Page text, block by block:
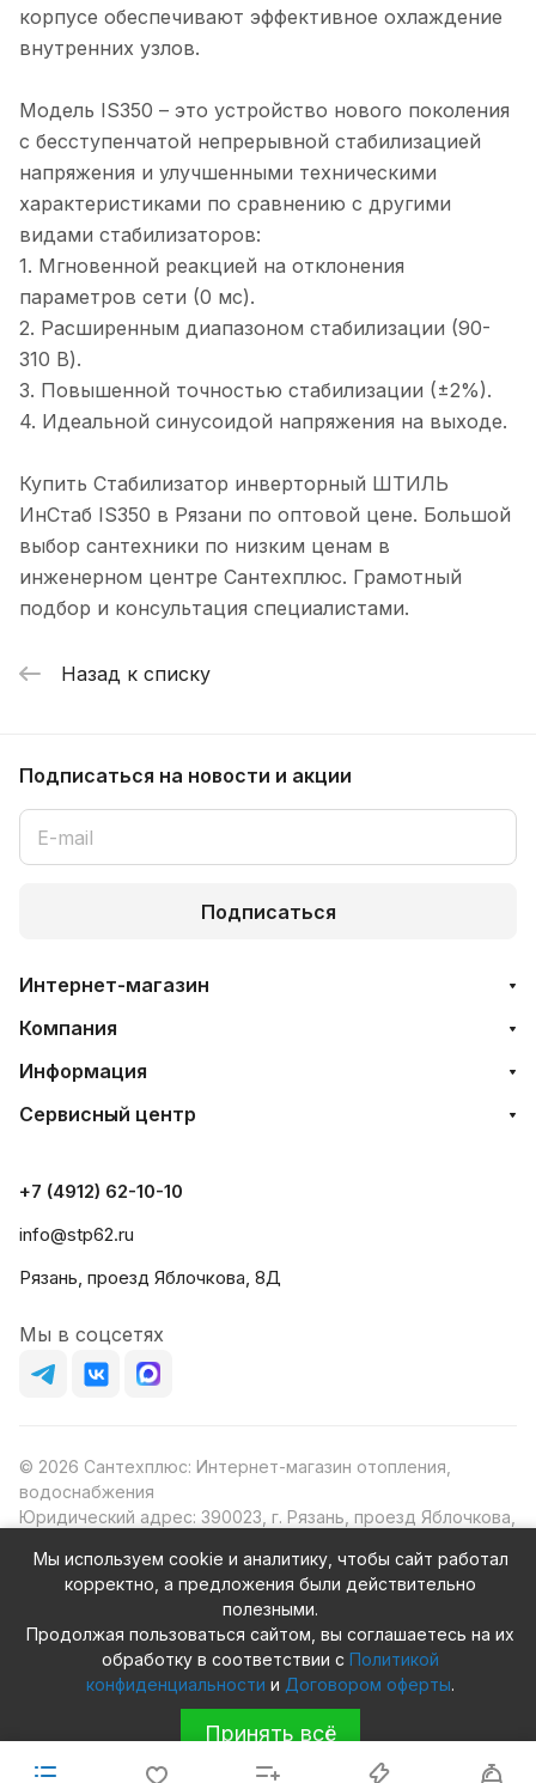
корпусе обеспечивают эффективное охлаждение
внутренних узлов.
Модель IS350 – это устройство нового поколения
с бесступенчатой непрерывной стабилизацией
напряжения и улучшенными техническими
характеристиками по сравнению с другими
видами стабилизаторов:
1. Мгновенной реакцией на отклонения
параметров сети (0 мс).
2. Расширенным диапазоном стабилизации (90-
310 В).
3. Повышенной точностью стабилизации (±2%).
4. Идеальной синусоидой напряжения на выходе.
Купить Стабилизатор инверторный ШТИЛЬ
ИнСтаб IS350 в Рязани по оптовой цене. Большой
выбор сантехники по низким ценам в
инженерном центре Сантехплюс. Грамотный
подбор и консультация специалистами.
Назад к списку
Подписаться на новости и акции
Подписаться
Интернет-магазин
Компания
Информация
Сервисный центр
+7 (4912) 62-10-10
info@stp62.ru
Рязань, проезд Яблочкова, 8Д
Мы в соцсетях
© 2026 Сантехплюс: Интернет-магазин отопления,
водоснабжения
Юридический адрес: 390023, г. Рязань, проезд Яблочкова,
ИНН/КПП: 6230087631/623001001
ОГРН: 1156230000080
Мы используем cookie и аналитику, чтобы сайт работал
корректно, а предложения были действительно
полезными.
Продолжая пользоваться сайтом, вы соглашаетесь на их
обработку в соответствии с Политикой
конфиденциальности и Договором оферты.
Принять всё
Конфиденциальность